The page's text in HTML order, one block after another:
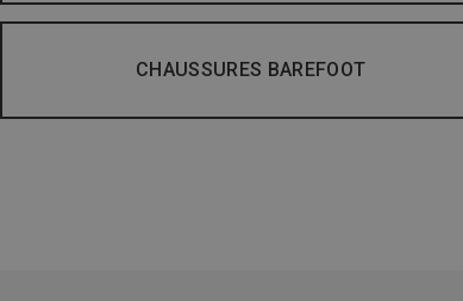
CHAUSSURES BAREFOOT